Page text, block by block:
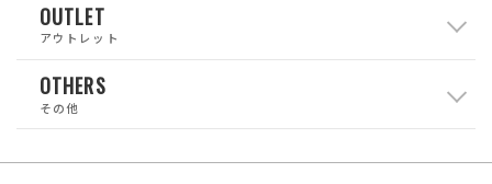
OUTLET
アウトレット
OTHERS
その他